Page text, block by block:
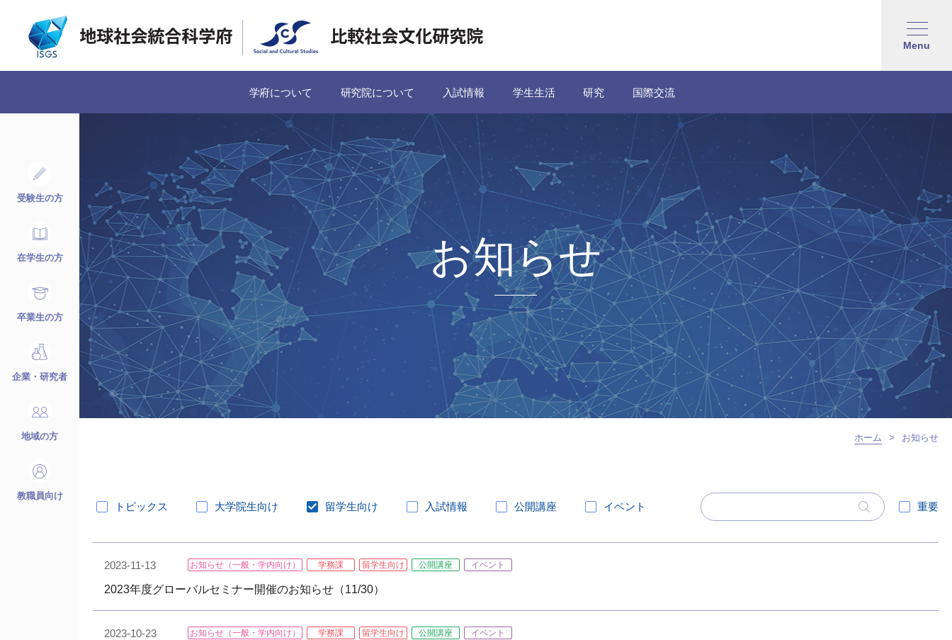
受験生の方
在学生の方
卒業生の方
企業・研究者
地域の方
教職員向け
Menu
学府について 研究院について 入試情報 学生生活 研究 国際交流
お知らせ
ホーム > お知らせ
重要
トピックス 大学院生向け 留学生向け 入試情報 公開講座 イベント
2023-11-13 お知らせ（一般・学内向け） 学務課 留学生向け 公開講座 イベント
2023年度グローバルセミナー開催のお知らせ（11/30）
2023-10-23 お知らせ（一般・学内向け） 学務課 留学生向け 公開講座 イベント